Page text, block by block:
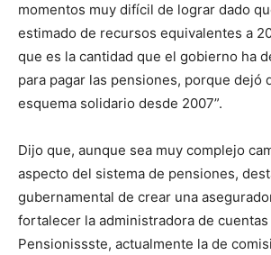
momentos muy difícil de lograr dado
estimado de recursos equivalentes a
que es la cantidad que el gobierno ha
para pagar las pensiones, porque dejó
esquema solidario desde 2007”.
Dijo que, aunque sea muy complejo
aspecto del sistema de pensiones,
gubernamental de crear una
fortalecer la administradora de
Pensionissste, actualmente la de